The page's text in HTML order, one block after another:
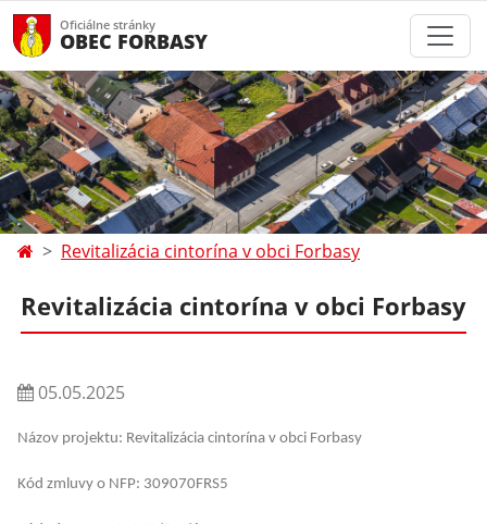
Oficiálne stránky
OBEC FORBASY
Revitalizácia cintorína v obci Forbasy
Revitalizácia cintorína v obci Forbasy
05.05.2025
Názov projektu: Revitalizácia cintorína v obci Forbasy
Kód zmluvy o NFP: 309070FRS5